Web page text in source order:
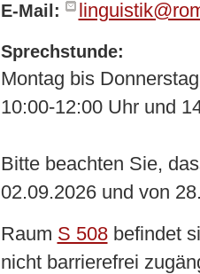
E-Mail:
Sprechstunde:
Montag bis Donnerstag
10:00-12:00 Uhr und
Bitte beachten Sie,
02.09.2026 und von
Raum S 508befindet
nicht barrierefrei